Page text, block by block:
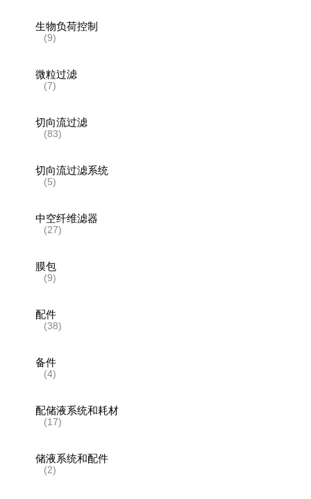
生物负荷控制
(9)
微粒过滤
(7)
切向流过滤
(83)
切向流过滤系统
(5)
中空纤维滤器
(27)
膜包
(9)
配件
(38)
备件
(4)
配储液系统和耗材
(17)
储液系统和配件
(2)